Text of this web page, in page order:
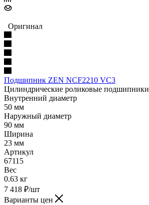
Оригинал
Подшипник ZEN NCF2210 VC3
Цилиндрические роликовые подшипники
Внутренний диаметр
50 мм
Наружный диаметр
90 мм
Ширина
23 мм
Артикул
67115
Вес
0.63 кг
7 418 ₽/шт
Варианты цен